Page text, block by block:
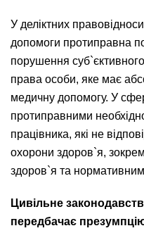
У деліктних
допомоги протиправна
порушення
права особи, яке має
медичну допомогу. У
протиправними
працівника, які не
охорони здоров`я,
здоров`я та
Цивільне
передбачає